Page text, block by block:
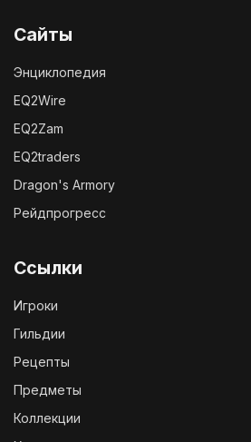
Сайты
Энциклопедия
EQ2Wire
EQ2Zam
EQ2traders
Dragon's Armory
Рейдпрогресс
Ссылки
Игроки
Гильдии
Рецепты
Предметы
Коллекции